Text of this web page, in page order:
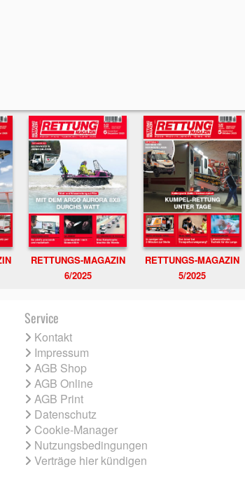
RETTUNGS-MAGAZIN
6/2025
RETTUNGS-MAGAZIN
5/2025
Service
Kontakt
Impressum
AGB Shop
AGB Online
AGB Print
Datenschutz
Cookie-Manager
Nutzungsbedingungen
Verträge hier kündigen